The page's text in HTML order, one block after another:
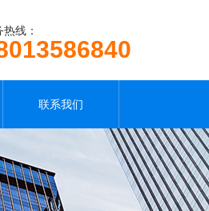
热线：
联系我们